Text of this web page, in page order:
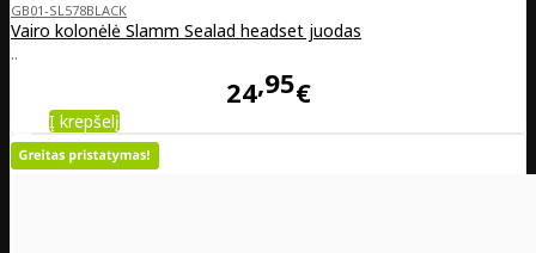
GB01-SL578BLACK
Vairo kolonėlė Slamm Sealad headset juodas
..
24 95€
Į krepšelį